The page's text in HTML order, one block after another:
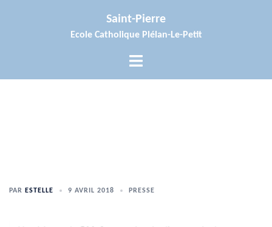
Saint-Pierre
Ecole Catholique Plélan-Le-Petit
Ouvrir/fermer
PAR ESTELLE 9 AVRIL 2018 PRESSE